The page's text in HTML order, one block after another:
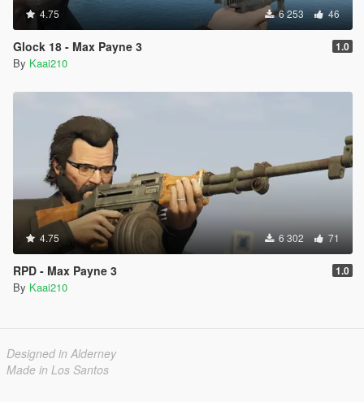
4.75 6 253 46
Glock 18 - Max Payne 3 1.0
By Kaai210
4.75 6 302 71
RPD - Max Payne 3 1.0
By Kaai210
Designed in Alderney
Made in Los Santos